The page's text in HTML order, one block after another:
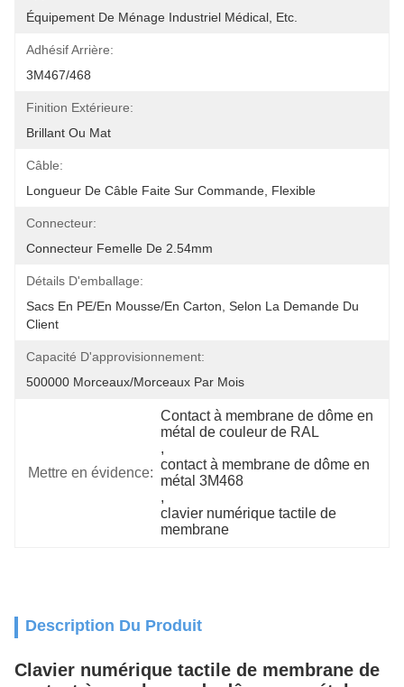
Équipement De Ménage Industriel Médical, Etc.
Adhésif Arrière:
3M467/468
Finition Extérieure:
Brillant Ou Mat
Câble:
Longueur De Câble Faite Sur Commande, Flexible
Connecteur:
Connecteur Femelle De 2.54mm
Détails D'emballage:
Sacs En PE/en Mousse/en Carton, Selon La Demande Du
Client
Capacité D'approvisionnement:
500000 Morceaux/morceaux Par Mois
Mettre en évidence:
Contact à membrane de dôme en
métal de couleur de RAL
,
contact à membrane de dôme en
métal 3M468
,
clavier numérique tactile de
membrane
Description Du Produit
Clavier numérique tactile de membrane de